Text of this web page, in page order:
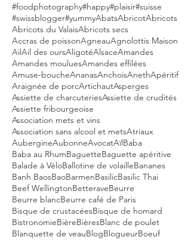
#foodphotography#happy#plaisir#suisse
#swissblogger#yummyAbatsAbricotAbricots
Abricots du ValaisAbricots secs
Accras de poissonAgneauAgnolottis Maison
AilAil des oursAligotéAlsaceAmandes
Amandes mouluesAmandes effilées
Amuse-boucheAnanasAnchoisAnethApéritif
Araignée de porcArtichautAsperges
Assiette de charcuteriesAssiette de crudités
Assiette fribourgeoise
Association mets et vins
Association sans alcool et metsAtriaux
AubergineAubonneAvocatAïlBaba
Baba au RhumBaguetteBaguette apéritive
Balade à VéloBallotine de volailleBananes
Banh BaosBaoBarmenBasilicBasilic Thai
Beef WellingtonBetteraveBeurre
Beurre blancBeurre café de Paris
Bisque de crustacéesBisque de homard
BistronomieBièreBièresBlanc de poulet
Blanquette de veauBlogBlogueurBoeuf